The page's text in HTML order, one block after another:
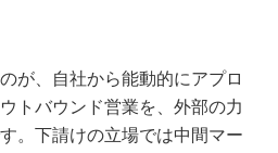
行で成果を出すためのポイ
が、自社から能動的にアプロ
トバウンド営業を、外部の力
。下請けの立場では中間マー